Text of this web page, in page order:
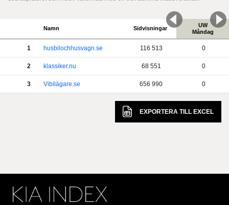
Namn Sidvisningar
UW
Måndag
1 husbilochhusvagn.se 116 513 0
2 klassiker.nu 68 551 0
3 Vibilägare.se 656 990 0
EXPORTERA TILL EXCEL